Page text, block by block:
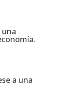
a una